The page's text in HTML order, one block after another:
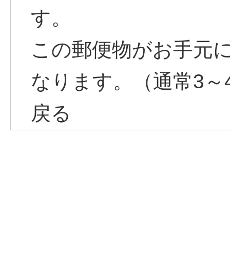
す。
この郵便物がお手元
なります。（通常3
戻る